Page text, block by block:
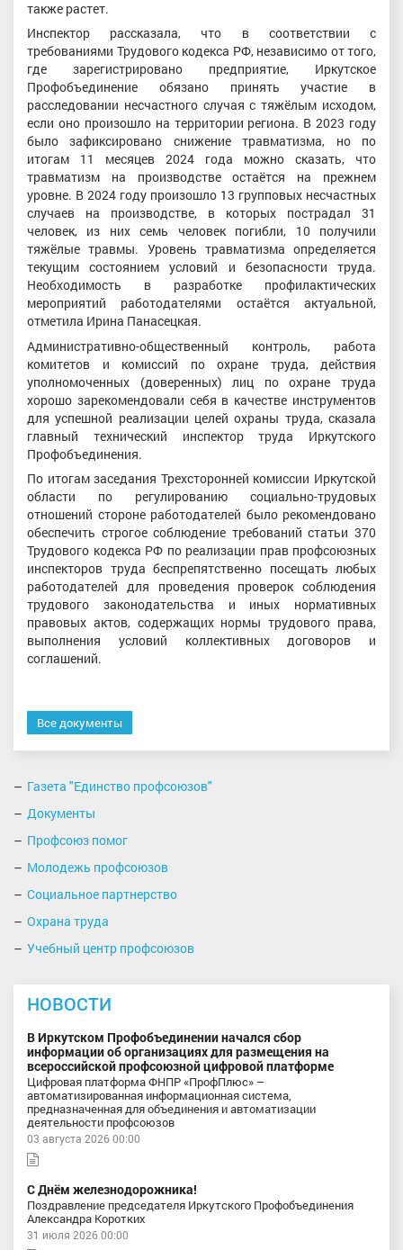
также растет.
Инспектор рассказала, что в соответствии с
требованиями Трудового кодекса РФ, независимо от того,
где зарегистрировано предприятие, Иркутское
Профобъединение обязано принять участие в
расследовании несчастного случая с тяжёлым исходом,
если оно произошло на территории региона. В 2023 году
было зафиксировано снижение травматизма, но по
итогам 11 месяцев 2024 года можно сказать, что
травматизм на производстве остаётся на прежнем
уровне. В 2024 году произошло 13 групповых несчастных
случаев на производстве, в которых пострадал 31
человек, из них семь человек погибли, 10 получили
тяжёлые травмы. Уровень травматизма определяется
текущим состоянием условий и безопасности труда.
Необходимость в разработке профилактических
мероприятий работодателями остаётся актуальной,
отметила Ирина Панасецкая.
Административно-общественный контроль, работа
комитетов и комиссий по охране труда, действия
уполномоченных (доверенных) лиц по охране труда
хорошо зарекомендовали себя в качестве инструментов
для успешной реализации целей охраны труда, сказала
главный технический инспектор труда Иркутского
Профобъединения.
По итогам заседания Трехсторонней комиссии Иркутской
области по регулированию социально-трудовых
отношений стороне работодателей было рекомендовано
обеспечить строгое соблюдение требований статьи 370
Трудового кодекса РФ по реализации прав профсоюзных
инспекторов труда беспрепятственно посещать любых
работодателей для проведения проверок соблюдения
трудового законодательства и иных нормативных
правовых актов, содержащих нормы трудового права,
выполнения условий коллективных договоров и
соглашений.
Все документы
Газета "Единство профсоюзов"
Документы
Профсоюз помог
Молодежь профсоюзов
Социальное партнерство
Охрана труда
Учебный центр профсоюзов
НОВОСТИ
В Иркутском Профобъединении начался сбор
информации об организациях для размещения на
всероссийской профсоюзной цифровой платформе
Цифровая платформа ФНПР «ПрофПлюс» –
автоматизированная информационная система,
предназначенная для объединения и автоматизации
деятельности профсоюзов
03 августа 2026 00:00
С Днём железнодорожника!
Поздравление председателя Иркутского Профобъединения
Александра Коротких
31 июля 2026 00:00